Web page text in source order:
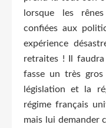
lorsque les
confiées aux
expérience
retraites ! Il
fasse un très
législation et la
régime français
mais lui demander